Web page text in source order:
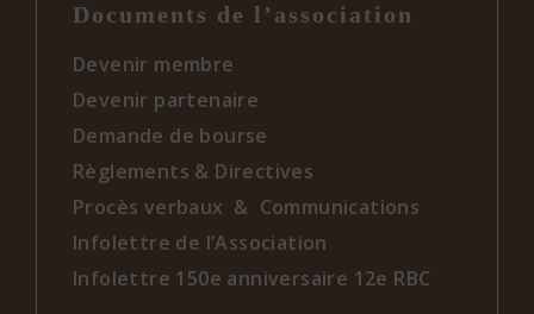
Documents de l’association
Devenir membre
Devenir partenaire
Demande de bourse
Règlements & Directives
Procès verbaux & Communications
Infolettre de l’Association
Infolettre 150e anniversaire 12e RBC